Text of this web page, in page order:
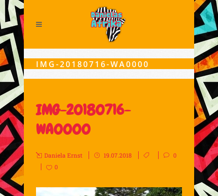
IMG-20180716-WA0000
IMG-20180716-
WA0000
Daniela Ernst 19.07.2018
0
0